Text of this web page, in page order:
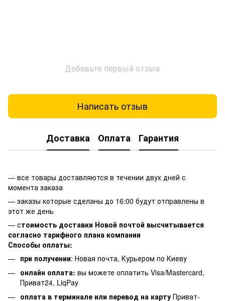
Добавьте первый отзыв
Написать отзыв
Доставка Оплата Гарантия
— все товары доставляются в течении двух дней с
момента заказа
— заказы которые сделаны до 16:00 будут отправлены в
этот же день
— стоимость доставки Новой почтой высчитывается
согласно тарифного плана компании
Способы оплаты:
при получении: Новая почта, Курьером по Киеву
онлайн оплата: вы можете оплатить Visa/Mastercard,
Приват24, LiqPay
оплата в терминале или перевод на карту Приват-